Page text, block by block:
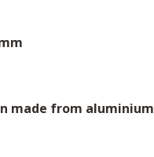
made from aluminium